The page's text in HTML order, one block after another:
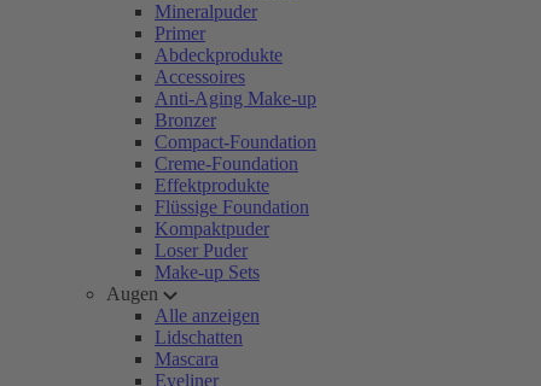
Mineralpuder
Primer
Abdeckprodukte
Accessoires
Anti-Aging Make-up
Bronzer
Compact-Foundation
Creme-Foundation
Effektprodukte
Flüssige Foundation
Kompaktpuder
Loser Puder
Make-up Sets
Augen
Alle anzeigen
Lidschatten
Mascara
Eyeliner